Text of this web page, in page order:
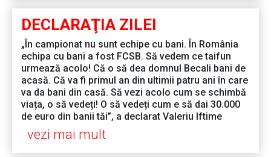
DECLARAŢIA ZILEI
„În campionat nu sunt echipe cu bani. În România
echipa cu bani a fost FCSB. Să vedem ce taifun
urmează acolo! Că o să dea domnul Becali bani de
acasă. Că va fi primul an din ultimii patru ani în care
va da bani din casă. Să vezi acolo cum se schimbă
viața, o să vedeți! O să vedeți cum e să dai 30.000
de euro din banii tăi”, a declarat Valeriu Iftime
vezi mai mult